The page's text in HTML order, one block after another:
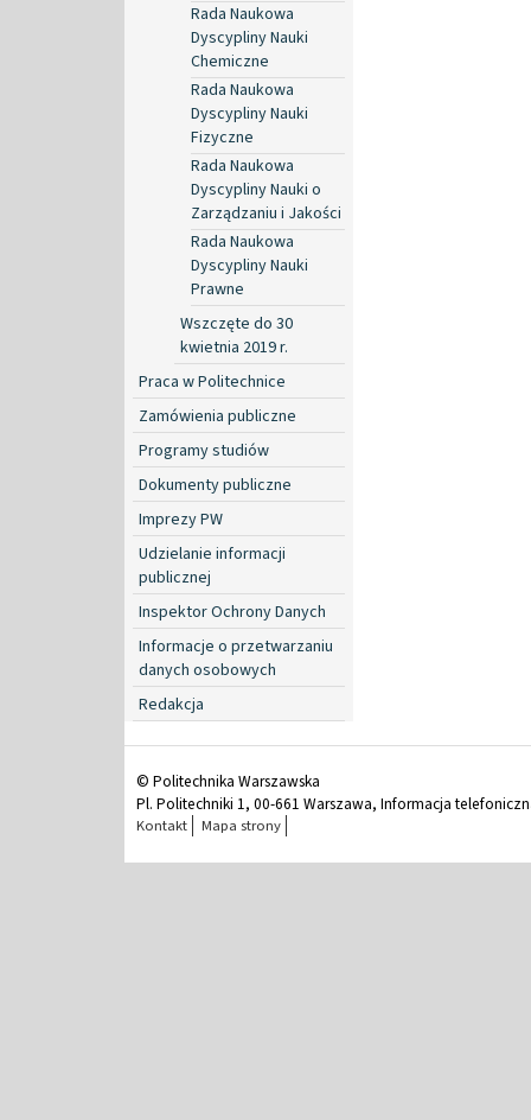
Rada Naukowa
Dyscypliny Nauki
Chemiczne
Rada Naukowa
Dyscypliny Nauki
Fizyczne
Rada Naukowa
Dyscypliny Nauki o
Zarządzaniu i Jakości
Rada Naukowa
Dyscypliny Nauki
Prawne
Wszczęte do 30
kwietnia 2019 r.
Praca w Politechnice
Zamówienia publiczne
Programy studiów
Dokumenty publiczne
Imprezy PW
Udzielanie informacji
publicznej
Inspektor Ochrony Danych
Informacje o przetwarzaniu
danych osobowych
Redakcja
© Politechnika Warszawska
Pl. Politechniki 1, 00-661 Warszawa, Informacja
Kontakt Mapa strony